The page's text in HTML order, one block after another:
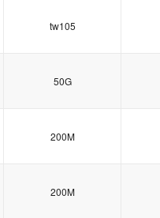
tw105
50G
200M
200M